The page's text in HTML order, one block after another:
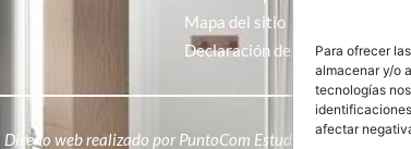
Para ofrecer
almacenar y/o
tecnologías
afectar
Mapa del sitio
Declaración de accesibilidad
web realizado porPuntoCom Estudio